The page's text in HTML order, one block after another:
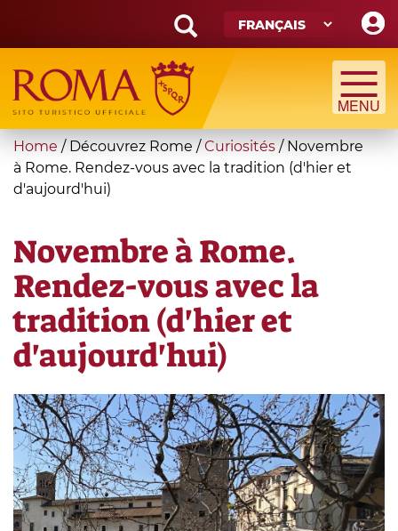
main
content
Search
form
Recherche
You
are
here
Home / Découvrez Rome /Curiosités / Novembre
à Rome. Rendez-vous avec la tradition (d'hier et
d'aujourd'hui)
Novembre à Rome.
Rendez-vous avec la
tradition (d'hier et
d'aujourd'hui)